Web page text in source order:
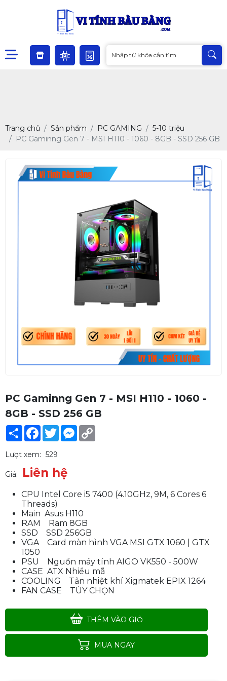
Trang chủ Sản phẩm PC GAMING
5-10 triệu
PC Gaminng Gen 7 - MSI H110 - 1060 - 8GB - SSD 256 GB
PC Gaminng Gen 7 - MSI H110 - 1060 -
8GB - SSD 256 GB
Share Facebook
TwitterMessenger
Lượt xem: 529
Giá: Liên hệ
CPU Intel Core i5 7400 (4.10GHz, 9M, 6 Cores 6
Threads)
Main Asus H110
RAM Ram 8GB
SSD SSD 256GB
VGA Card màn hình VGA MSI GTX 1060 | GTX
1050
PSU Nguồn máy tính AIGO VK550 - 500W
CASE ATX Nhiều mã
COOLING Tản nhiệt khí Xigmatek EPIX 1264
FAN CASE TÙY CHỌN
THÊM VÀO GIỎ
MUA NGAY
PC Gaming Z Medium | Intel i5-
9400 \ GTX 1060\ MSI Z390 \
RAM 16GB\ SSD 256